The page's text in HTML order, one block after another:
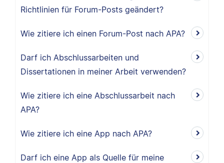
Richtlinien für Forum-Posts geändert?
Wie zitiere ich einen Forum-Post nach APA?
Darf ich Abschlussarbeiten und
Dissertationen in meiner Arbeit verwenden?
Wie zitiere ich eine Abschlussarbeit nach
APA?
Wie zitiere ich eine App nach APA?
Darf ich eine App als Quelle für meine